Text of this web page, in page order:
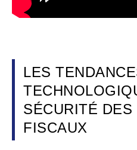
LES
SÉCURITÉ
FISCAUX